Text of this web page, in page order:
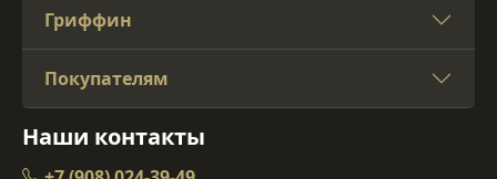
Гриффин
Покупателям
Наши контакты